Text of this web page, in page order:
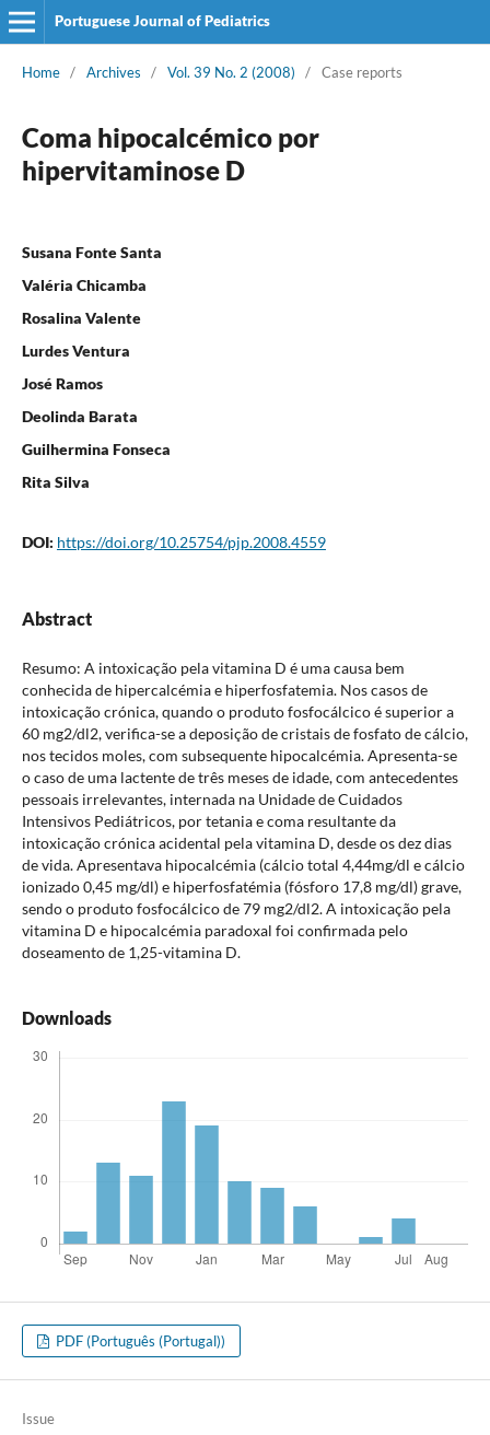
Portuguese Journal of Pediatrics
Home / Archives / Vol. 39 No. 2 (2008) / Case reports
Coma hipocalcémico por
hipervitaminose D
Susana Fonte Santa
Valéria Chicamba
Rosalina Valente
Lurdes Ventura
José Ramos
Deolinda Barata
Guilhermina Fonseca
Rita Silva
DOI: https://doi.org/10.25754/pjp.2008.4559
Abstract
Resumo: A intoxicação pela vitamina D é uma causa bem
conhecida de hipercalcémia e hiperfosfatemia. Nos casos de
intoxicação crónica, quando o produto fosfocálcico é superior a
60 mg2/dl2, verifica-se a deposição de cristais de fosfato de cálcio,
nos tecidos moles, com subsequente hipocalcémia. Apresenta-se
o caso de uma lactente de três meses de idade, com antecedentes
pessoais irrelevantes, internada na Unidade de Cuidados
Intensivos Pediátricos, por tetania e coma resultante da
intoxicação crónica acidental pela vitamina D, desde os dez dias
de vida. Apresentava hipocalcémia (cálcio total 4,44mg/dl e cálcio
ionizado 0,45 mg/dl) e hiperfosfatémia (fósforo 17,8 mg/dl) grave,
sendo o produto fosfocálcico de 79 mg2/dl2. A intoxicação pela
vitamina D e hipocalcémia paradoxal foi confirmada pelo
doseamento de 1,25-vitamina D.
Downloads
PDF (Português (Portugal))
Issue